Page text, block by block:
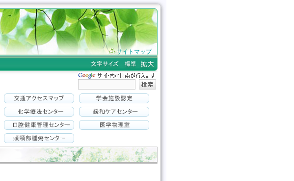
サイトマップ